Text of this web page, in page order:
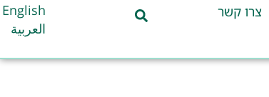
צרו קשר
English
العربية